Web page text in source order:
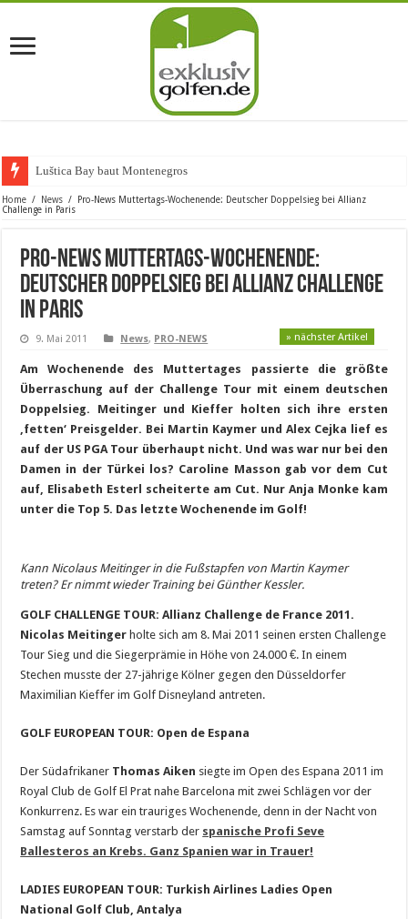
Luštica Bay baut Montenegros erste
Home / News /
Pro-News Muttertags-Wochenende: Deutscher Doppelsieg bei Allianz
Challenge in Paris
Pro-News Muttertags-Wochenende:
Deutscher Doppelsieg bei Allianz Challenge
in Paris
9. Mai 2011 News, PRO-NEWS » nächster Artikel
Am Wochenende des Muttertages passierte die größte
Überraschung auf der Challenge Tour mit einem deutschen
Doppelsieg. Meitinger und Kieffer holten sich ihre ersten
‚fetten‘ Preisgelder. Bei Martin Kaymer und Alex Cejka lief es
auf der US PGA Tour überhaupt nicht. Und was war nur bei den
Damen in der Türkei los? Caroline Masson gab vor dem Cut
auf, Elisabeth Esterl scheiterte am Cut. Nur Anja Monke kam
unter die Top 5. Das letzte Wochenende im Golf!
Kann Nicolaus Meitinger in die Fußstapfen von Martin Kaymer
treten? Er nimmt wieder Training bei Günther Kessler.
GOLF CHALLENGE TOUR: Allianz Challenge de France 2011.
Nicolas Meitinger holte sich am 8. Mai 2011 seinen ersten Challenge
Tour Sieg und die Siegerprämie in Höhe von 24.000 €. In einem
Stechen musste der 27-jährige Kölner gegen den Düsseldorfer
Maximilian Kieffer im Golf Disneyland antreten.
GOLF EUROPEAN TOUR: Open de Espana
Der Südafrikaner Thomas Aiken siegte im Open des Espana 2011 im
Royal Club de Golf El Prat nahe Barcelona mit zwei Schlägen vor der
Konkurrenz. Es war ein trauriges Wochenende, denn in der Nacht von
Samstag auf Sonntag verstarb der spanische Profi Seve
Ballesteros an Krebs. Ganz Spanien war in Trauer!
LADIES EUROPEAN TOUR: Turkish Airlines Ladies Open
National Golf Club, Antalya